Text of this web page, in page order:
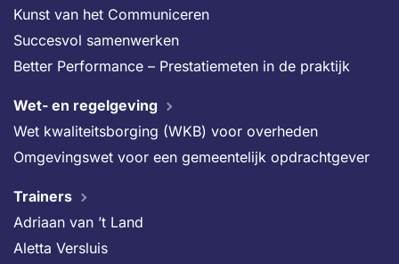
Kunst van het Communiceren
Succesvol samenwerken
Better Performance – Prestatiemeten in de praktijk
Wet- en regelgeving
Wet kwaliteitsborging (WKB) voor overheden
Omgevingswet voor een gemeentelijk opdrachtgever
Trainers
Adriaan van ’t Land
Aletta Versluis